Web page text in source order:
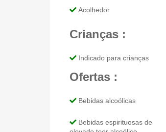
Acolhedor
Crianças :
Indicado para crianças
Ofertas :
Bebidas alcoólicas
Bebidas espirituosas de